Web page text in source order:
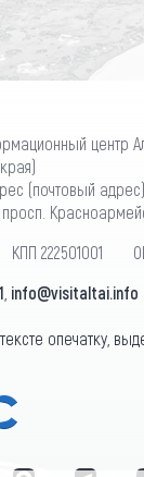
центр
(почтовый
просп.
222501001
info@visitaltai.info
опечатку,